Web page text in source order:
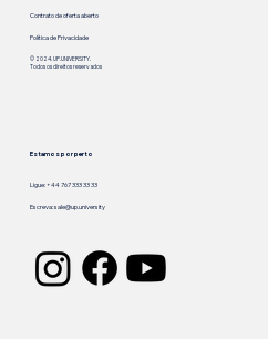
Contrato de oferta aberto
Política de Privacidade
© 2024. UP.UNIVERSITY.
Todos os direitos reservados
Estamos por perto
Escreva:sale@up.university
Ligue: +44 767 333 33 33